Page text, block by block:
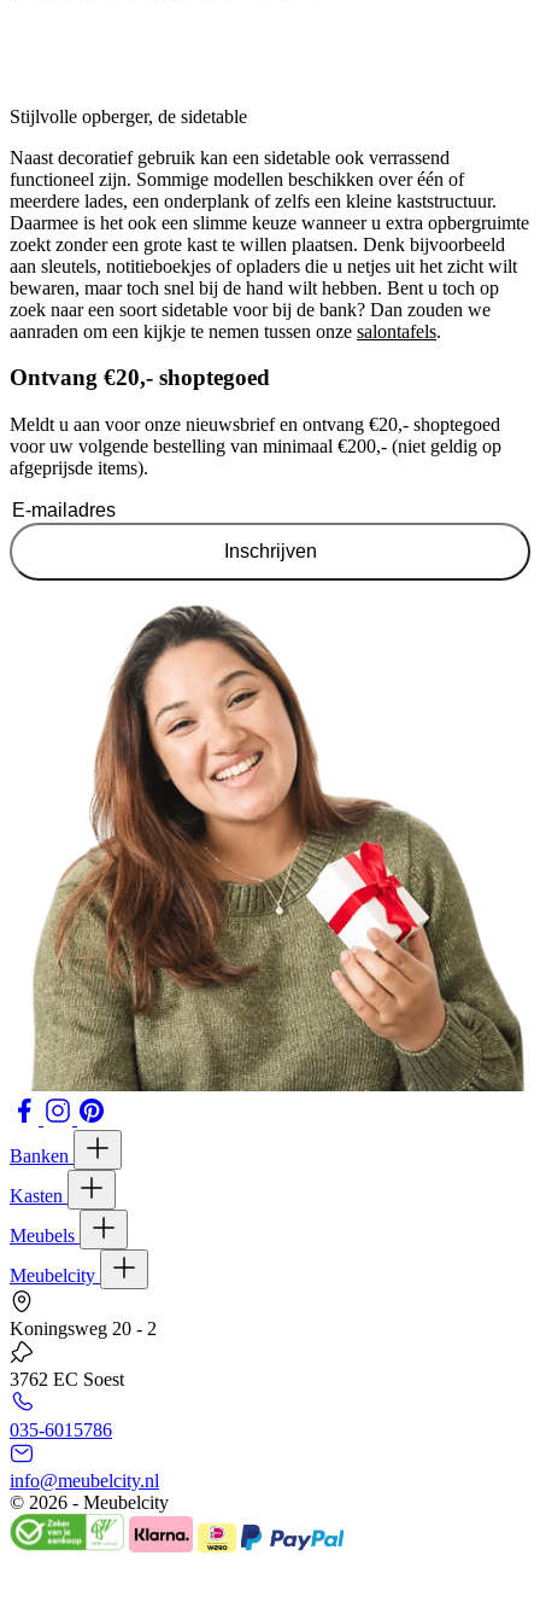
Stijlvolle opberger, de sidetable
Naast decoratief gebruik kan een sidetable ook verrassend
functioneel zijn. Sommige modellen beschikken over één of
meerdere lades, een onderplank of zelfs een kleine kaststructuur.
Daarmee is het ook een slimme keuze wanneer u extra opbergruimte
zoekt zonder een grote kast te willen plaatsen. Denk bijvoorbeeld
aan sleutels, notitieboekjes of opladers die u netjes uit het zicht wilt
bewaren, maar toch snel bij de hand wilt hebben. Bent u toch op
zoek naar een soort sidetable voor bij de bank? Dan zouden we
aanraden om een kijkje te nemen tussen onze salontafels.
Ontvang €20,- shoptegoed
Meldt u aan voor onze nieuwsbrief en ontvang €20,- shoptegoed
voor uw volgende bestelling van minimaal €200,- (niet geldig op
afgeprijsde items).
Inschrijven
Banken
Kasten
Meubels
Meubelcity
Koningsweg 20 - 2
3762 EC Soest
035-6015786
info@meubelcity.nl
© 2026 - Meubelcity